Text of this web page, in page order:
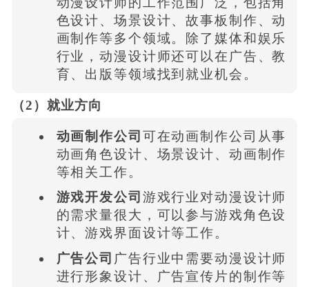
色设计、场景设计、故事板制作、动
画制作等多个领域。除了媒体和娱乐
行业，动漫设计师还可以在广告、教
育、出版等领域找到就业机会。
（2）就业方向
动画制作公司 可在动画制作公司从事
动画角色设计、场景设计、动画制作
等相关工作。
游戏开发公司 游戏行业对动漫设计师
的需求量很大，可以参与游戏角色设
计、游戏界面设计等工作。
广告公司 广告行业中需要动漫设计师
进行形象设计、广告宣传片的制作等